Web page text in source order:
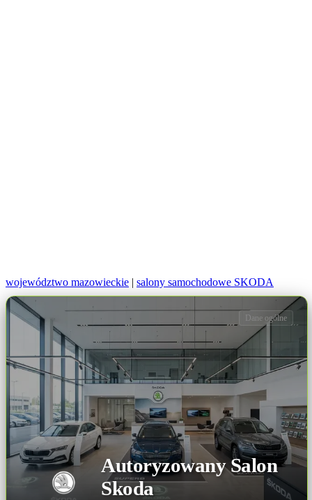
województwo mazowieckie | salony samochodowe SKODA
Autoryzowany Salon
Skoda
Dane ogólne